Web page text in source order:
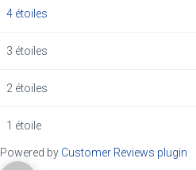
4 étoiles
3 étoiles
2 étoiles
1 étoile
Powered by Customer Reviews plugin